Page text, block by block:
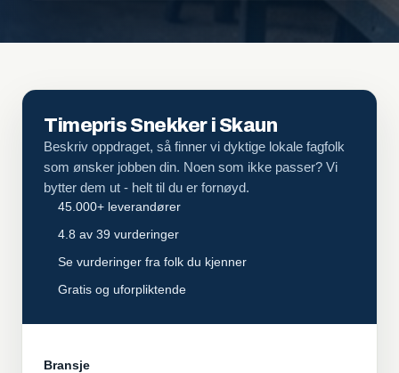
Timepris Snekker i Skaun
Beskriv oppdraget, så finner vi dyktige lokale fagfolk
som ønsker jobben din. Noen som ikke passer? Vi
bytter dem ut - helt til du er fornøyd.
45.000+ leverandører
4.8 av 39 vurderinger
Se vurderinger fra folk du kjenner
Gratis og uforpliktende
Bransje